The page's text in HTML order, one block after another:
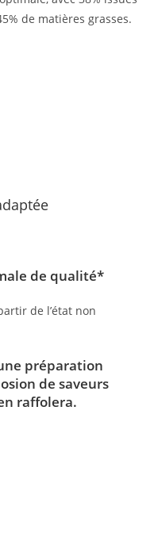
de matières grasses.
de qualité*
de l’état non
préparation
de saveurs
raffolera.